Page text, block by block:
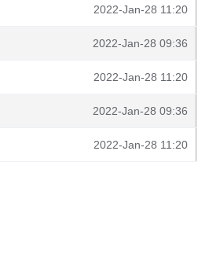
2022-Jan-28 11:20
2022-Jan-28 09:36
2022-Jan-28 11:20
2022-Jan-28 09:36
2022-Jan-28 11:20